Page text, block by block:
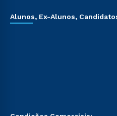
Alunos, Ex-Alunos,